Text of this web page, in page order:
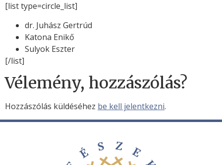
[list type=circle_list]
dr. Juhász Gertrúd
Katona Enikő
Sulyok Eszter
[/list]
Vélemény, hozzászólás?
Hozzászólás küldéséhez be kell jelentkezni.